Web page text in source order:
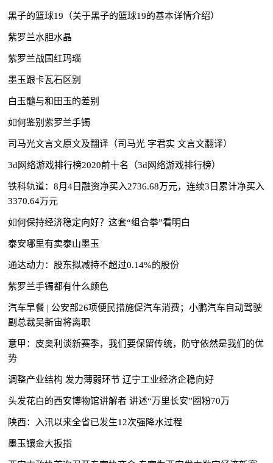
三代身份证”了？警方提醒→
黑子的篮球19（关于黑子的篮球19的基本详情介绍）
紫罗兰水胆水晶
紫罗兰战国红玛瑙
墨玉跟卡瓦石区别
白玉髓与和田玉的差别
如何鉴别紫罗兰手镯
司马光文言文原文及翻译（司马光 字君实 文言文翻译）
3d网络游戏排行榜2020前十名（3d网络游戏排行榜）
铁科轨道：8月4日融资净买入2736.68万元，连续3日累计净买入
3370.64万元
如何保持经济稳定向好？这套“组合拳”看明白
泰安哪里有卖泰山墨玉
通达动力：股东拟减持不超过0.14%的股份
紫罗兰手镯都有什么颜色
汽车早餐 | 公安部26项便民措施促汽车消费；小鹏汽车自动驾驶
副总裁吴新宙将离职
意甲：皮奥利谈新赛季，我们要保留传统，防守依然是我们的优
势
调整产业结构 发力薄弱环节 辽宁工业经济企稳向好
头发花白的西安博物馆讲解者 讲述“万里长安”圈粉70万
陕西：入汛以来全省已发生12次强降水过程
墨玉镶金大扳指